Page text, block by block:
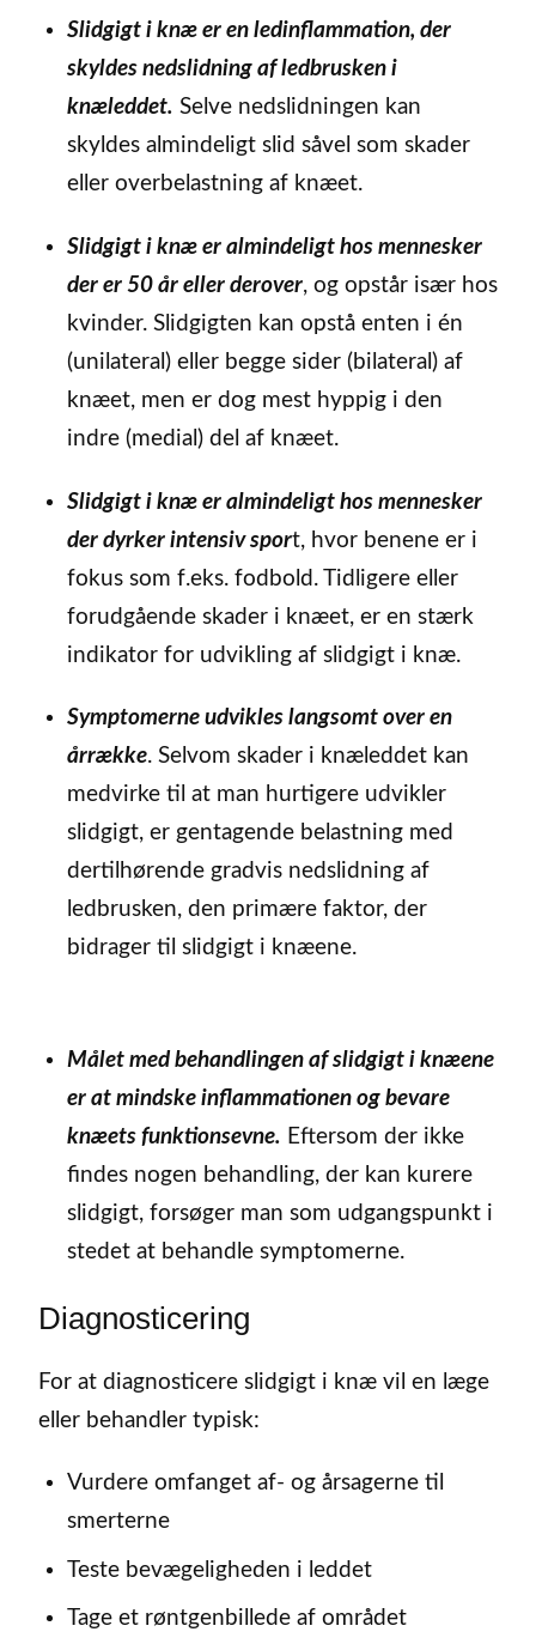
Slidgigt i knæ er en ledinflammation, der
skyldes nedslidning af ledbrusken i
knæleddet. Selve nedslidningen kan
skyldes almindeligt slid såvel som skader
eller overbelastning af knæet.
Slidgigt i knæ er almindeligt hos mennesker
der er 50 år eller derover, og opstår især hos
kvinder. Slidgigten kan opstå enten i én
(unilateral) eller begge sider (bilateral) af
knæet, men er dog mest hyppig i den
indre (medial) del af knæet.
Slidgigt i knæ er almindeligt hos mennesker
der dyrker intensiv sport, hvor benene er i
fokus som f.eks. fodbold. Tidligere eller
forudgående skader i knæet, er en stærk
indikator for udvikling af slidgigt i knæ.
Symptomerne udvikles langsomt over en
årrække. Selvom skader i knæleddet kan
medvirke til at man hurtigere udvikler
slidgigt, er gentagende belastning med
dertilhørende gradvis nedslidning af
ledbrusken, den primære faktor, der
bidrager til slidgigt i knæene.
Målet med behandlingen af slidgigt i knæene
er at mindske inflammationen og bevare
knæets funktionsevne. Eftersom der ikke
findes nogen behandling, der kan kurere
slidgigt, forsøger man som udgangspunkt i
stedet at behandle symptomerne.
Diagnosticering
For at diagnosticere slidgigt i knæ vil en læge
eller behandler typisk:
Vurdere omfanget af- og årsagerne til
smerterne
Teste bevægeligheden i leddet
Tage et røntgenbillede af området